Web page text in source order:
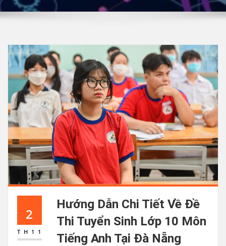
2
TH11
Hướng Dẫn Chi Tiết Về Đề
Thi Tuyển Sinh Lớp 10 Môn
Tiếng Anh Tại Đà Nẵng